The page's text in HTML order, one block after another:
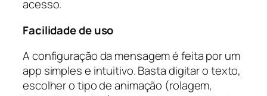
acesso.
Facilidade de uso
A configuração da mensagem é feita por um
app simples e intuitivo. Basta digitar o texto,
escolher o tipo de animação (rolagem,